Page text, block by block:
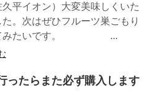
久平イオン）大変美味しくいた
。次はぜひフルーツ巣ごもり
てみたいです。 ...
ったらまた必ず購入します